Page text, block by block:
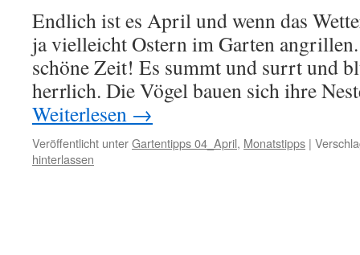
Endlich ist es April und wenn das
ja vielleicht Ostern im Garten
schöne Zeit! Es summt und surrt und
herrlich. Die Vögel bauen sich ihre
Weiterlesen →
Veröffentlicht unterGartentipps 04_April, Monatstipps |
hinterlassen